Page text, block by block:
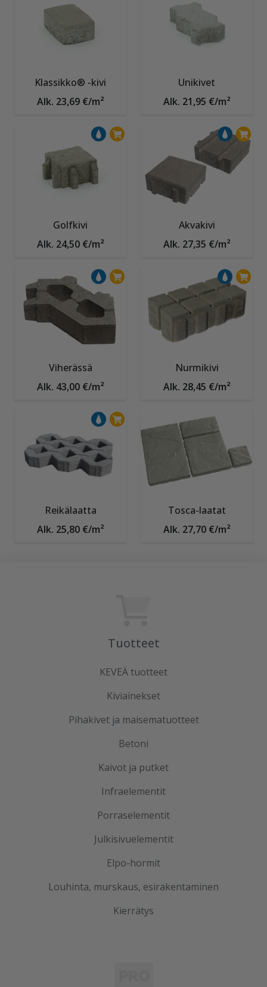
Klassikko® -kivi
Alk. 23,69 €/m²
Unikivet
Alk. 21,95 €/m²
Golfkivi
Alk. 24,50 €/m²
Akvakivi
Alk. 27,35 €/m²
Viherässä
Alk. 43,00 €/m²
Nurmikivi
Alk. 28,45 €/m²
Reikälaatta
Alk. 25,80 €/m²
Tosca-laatat
Alk. 27,70 €/m²
Tuotteet
KEVEÄ tuotteet
Kiviainekset
Pihakivet ja maisematuotteet
Betoni
Kaivot ja putket
Infraelementit
Porraselementit
Julkisivuelementit
Elpo-hormit
Louhinta, murskaus, esirakentaminen
Kierrätys